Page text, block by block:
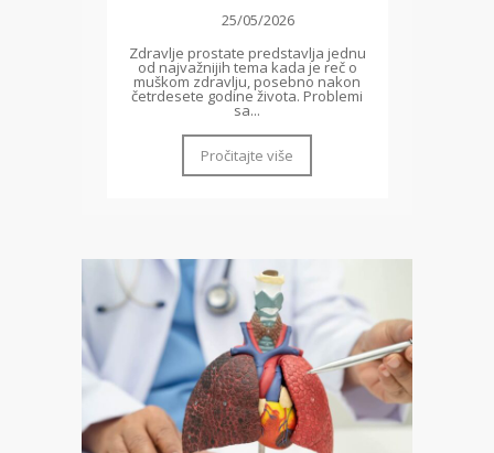
25/05/2026
Zdravlje prostate predstavlja jednu
od najvažnijih tema kada je reč o
muškom zdravlju, posebno nakon
četrdesete godine života. Problemi
sa...
Pročitajte više